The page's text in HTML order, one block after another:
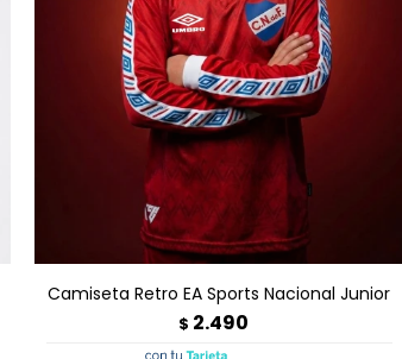
Camiseta Retro EA Sports Nacional Junior
$ 2.490
AGREGAR AL CARRITO